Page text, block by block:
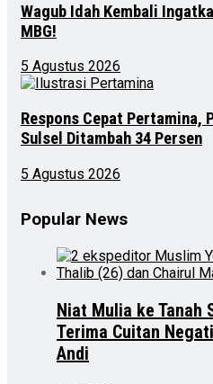
Wagub Idah Kembali
MBG!
5 Agustus 2026
Respons Cepat Pertamina,
Sulsel Ditambah 34 Persen
5 Agustus 2026
Popular News
Niat Mulia ke Tanah
Terima Cuitan
Andi